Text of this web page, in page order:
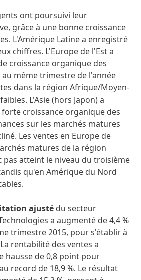
ont poursuivi leur
grâce à une bonne croissance
L'Amérique Latine a enregistré
chiffres. L'Europe de l'Est a
croissance organique des
même trimestre de l'année
dans la région Afrique/Moyen-
L'Asie (hors Japon) a
croissance organique des
sur les marchés matures
Les ventes en Europe de
matures de la région
pas atteint le niveau du troisième
qu'en Amérique du Nord
ajusté du secteur
a augmenté de 4,4 %
trimestre 2015, pour s'établir à
rentabilité des ventes a
hausse de 0,8 point pour
record de 18,9 %. Le résultat